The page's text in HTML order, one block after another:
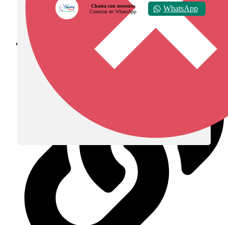
Diócesis de Zipaquirá
Chatea con nosotros
Conectar en WhatsApp
WhatsApp